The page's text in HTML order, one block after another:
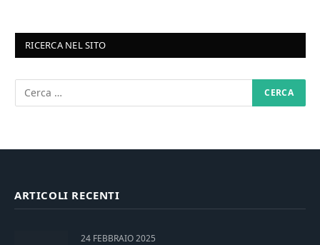
RICERCA NEL SITO
ARTICOLI RECENTI
24 FEBBRAIO 2025